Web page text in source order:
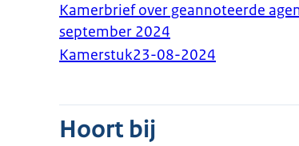
Kamerbrief over geannoteerde
september 2024
Kamerstuk23-08-2024
Hoort bij